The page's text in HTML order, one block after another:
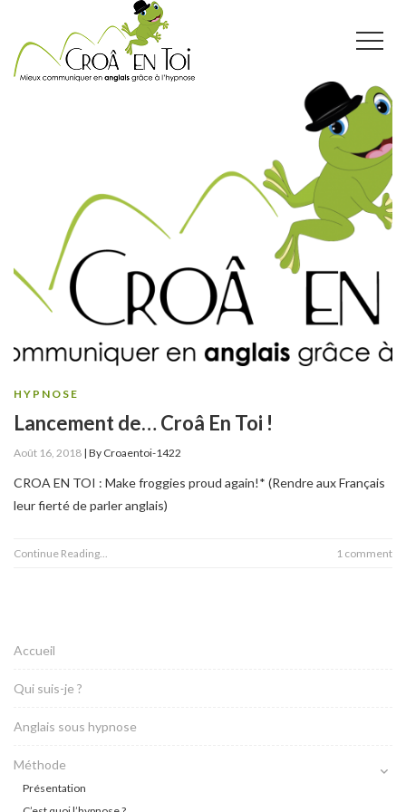
HYPNOSE
Lancement de… Croâ En Toi !
Août 16, 2018 | By Croaentoi-1422
CROA EN TOI : Make froggies proud again!* (Rendre aux Français
leur fierté de parler anglais)
Continue Reading... 1 comment
Accueil
Qui suis-je ?
Anglais sous hypnose
Méthode
Présentation